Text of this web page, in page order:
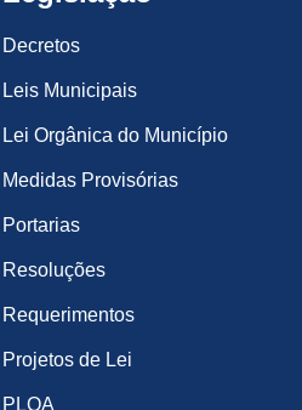
Decretos
Leis Municipais
Lei Orgânica do Município
Medidas Provisórias
Portarias
Resoluções
Requerimentos
Projetos de Lei
PLOA